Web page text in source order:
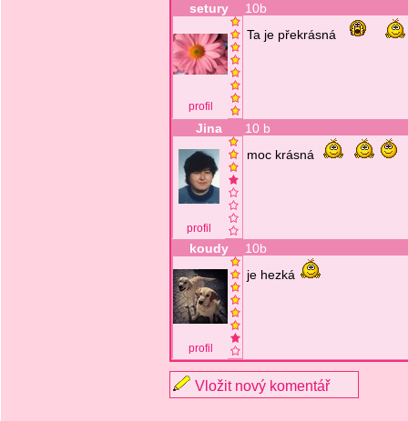
setury 10b
profil
Ta je překrásná
Jina 10 b
profil
moc krásná
koudy 10b
profil
je hezká
Vložit nový komentář